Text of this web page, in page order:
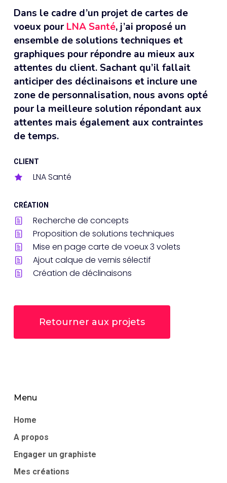
Dans le cadre d’un projet de cartes de
voeux pourLNA Santé, j’ai proposé un
ensemble de solutions techniques et
graphiques pour répondre au mieux aux
attentes du client. Sachant qu’il fallait
anticiper des déclinaisons et inclure une
zone de personnalisation, nous avons opté
pour la meilleure solution répondant aux
attentes mais également aux contraintes
de temps.
CLIENT
LNA Santé
CRÉATION
Recherche de concepts
Proposition de solutions techniques
Mise en page carte de voeux 3 volets
Ajout calque de vernis sélectif
Création de déclinaisons
Retourner aux projets
Menu
Home
A propos
Engager un graphiste
Mes créations